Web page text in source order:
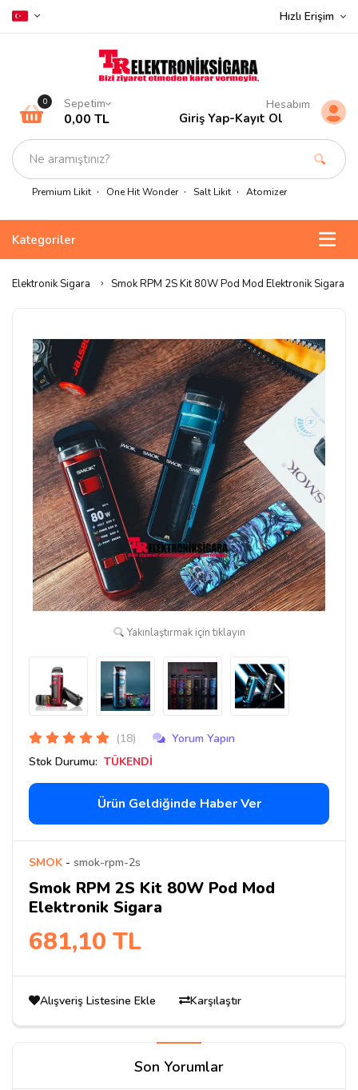
Hızlı Erişim
Premium Likit One Hit Wonder Salt Likit Atomizer
0 Sepetim
0,00 TL
Hesabım
Giriş Yap-Kayıt Ol
Kategoriler
Elektronik Sigara Smok RPM 2S Kit 80W Pod Mod Elektronik Sigara
Yakınlaştırmak için tıklayın
(18)
Yorum Yapın
Stok Durumu: TÜKENDİ
Ürün Geldiğinde Haber Ver
SMOK - smok-rpm-2s
Smok RPM 2S Kit 80W Pod Mod
Elektronik Sigara
681,10 TL
Alışveriş Listesine Ekle Karşılaştır
Son Yorumlar